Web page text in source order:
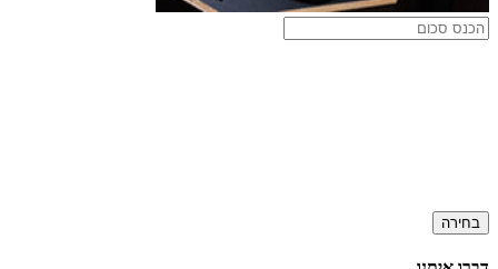
בחירה